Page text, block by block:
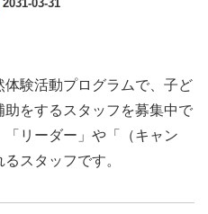
2031-03-31
験活動プログラムで、子ど
をするスタッフを募集中で
リーダー」や「（キャン
スタッフです。